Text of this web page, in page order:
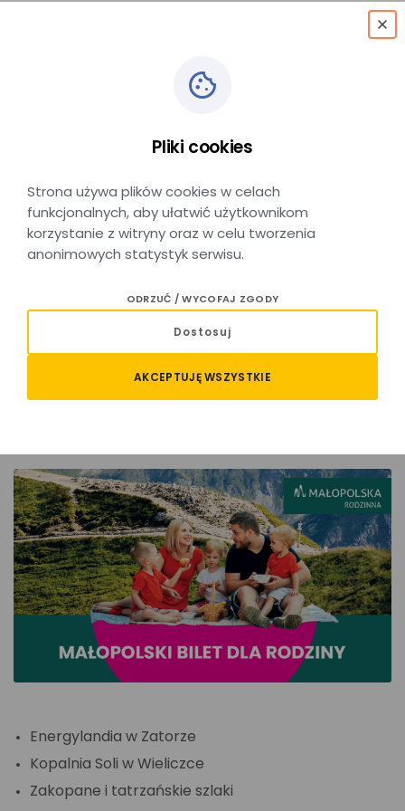
z rodziną? Wybierz
pociąg i podróżuj taniej!
Planujecie rodzinny wyjazd w długi weekend? Od 4
do 7 czerwca warto skorzystać z oferty
Małopolski Bilet dla Rodziny, która pozwala
wygodnie i ekonomicznie podróżować po
Energylandia w Zatorze
Kopalnia Soli w Wieliczce
Zakopane i tatrzańskie szlaki
Pliki cookies
Strona używa plików cookies w celach
funkcjonalnych, aby ułatwić użytkownikom
korzystanie z witryny oraz w celu tworzenia
anonimowych statystyk serwisu.
ODRZUĆ / WYCOFAJ ZGODY
Dostosuj
AKCEPTUJĘ WSZYSTKIE